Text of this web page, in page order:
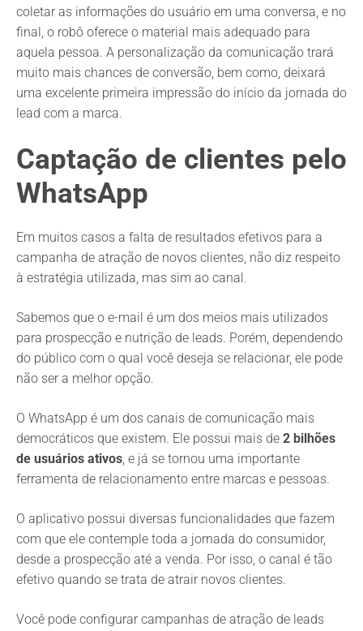
coletar as informações do usuário em uma conversa, e no
final, o robô oferece o material mais adequado para
aquela pessoa. A personalização da comunicação trará
muito mais chances de conversão, bem como, deixará
uma excelente primeira impressão do início da jornada do
lead com a marca.
Captação de clientes pelo
WhatsApp
Em muitos casos a falta de resultados efetivos para a
campanha de atração de novos clientes, não diz respeito
à estratégia utilizada, mas sim ao canal.
Sabemos que o e-mail é um dos meios mais utilizados
para prospecção e nutrição de leads. Porém, dependendo
do público com o qual você deseja se relacionar, ele pode
não ser a melhor opção.
O WhatsApp é um dos canais de comunicação mais
democráticos que existem. Ele possui mais de 2 bilhões
de usuários ativos, e já se tornou uma importante
ferramenta de relacionamento entre marcas e pessoas.
O aplicativo possui diversas funcionalidades que fazem
com que ele contemple toda a jornada do consumidor,
desde a prospecção até a venda. Por isso, o canal é tão
efetivo quando se trata de atrair novos clientes.
Você pode configurar campanhas de atração de leads